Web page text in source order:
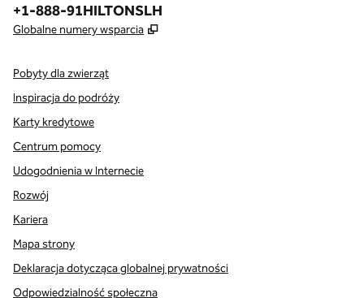
Telefon:
+1-888-91HILTONSLH
Globalne numery wsparcia ,
Pobyty dla zwierząt
Inspiracja do podróży
Karty kredytowe
Centrum pomocy
Udogodnienia w Internecie
Rozwój
Kariera
Mapa strony
Deklaracja dotycząca globalnej prywatności
Odpowiedzialność społeczna